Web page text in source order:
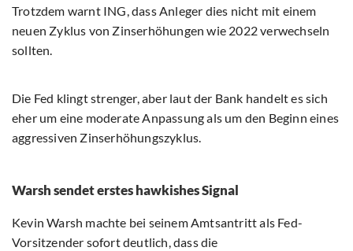
Trotzdem warnt ING, dass Anleger dies nicht mit einem
neuen Zyklus von Zinserhöhungen wie 2022 verwechseln
sollten.
Die Fed klingt strenger, aber laut der Bank handelt es sich
eher um eine moderate Anpassung als um den Beginn eines
aggressiven Zinserhöhungszyklus.
Warsh sendet erstes hawkishes Signal
Kevin Warsh machte bei seinem Amtsantritt als Fed-
Vorsitzender sofort deutlich, dass die